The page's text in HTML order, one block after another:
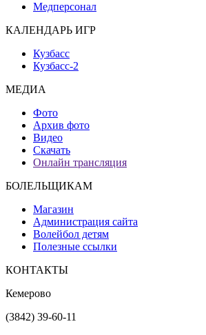
Медперсонал
КАЛЕНДАРЬ ИГР
Кузбасс
Кузбасс-2
МЕДИА
Фото
Архив фото
Видео
Скачать
Онлайн трансляция
БОЛЕЛЬЩИКАМ
Магазин
Администрация сайта
Волейбол детям
Полезные ссылки
КОНТАКТЫ
Кемерово
(3842) 39-60-11